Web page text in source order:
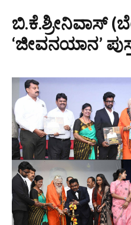
ಬಿ.ಕೆ.ಶ್ರೀನಿವಾಸ್
‘ಜೀವನಯಾನ’